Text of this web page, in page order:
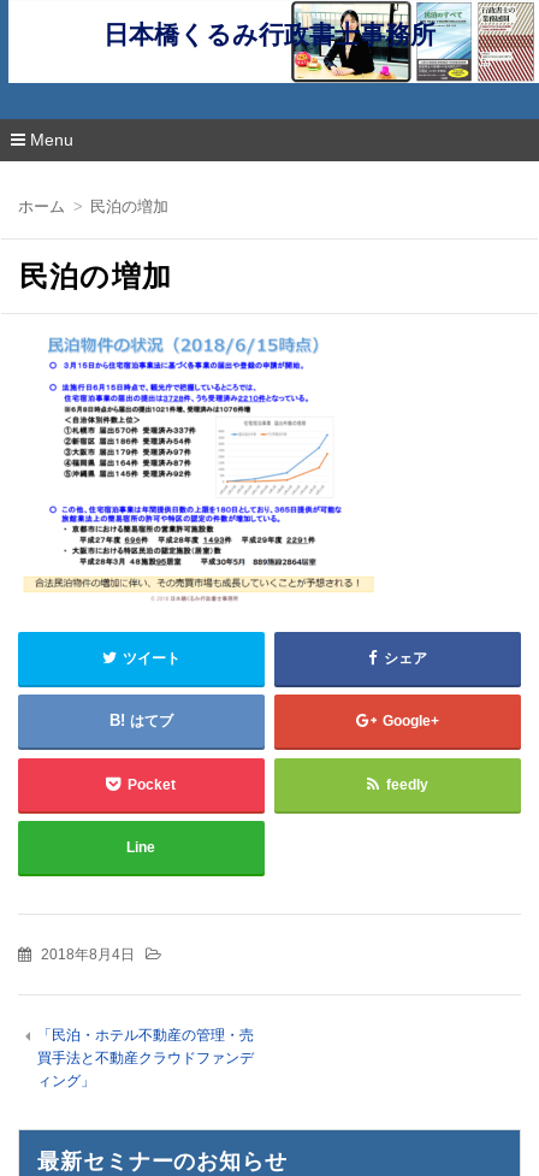
日本橋くるみ行政書士事務所
Menu
ン
ホーム 民泊の増加
民泊の増加
ツイート シェア
はてブ Google+
Pocket feedly
Line
2018年8月4日
「民泊・ホテル不動産の管理・売
買手法と不動産クラウドファンデ
ィング」
最新セミナーのお知らせ